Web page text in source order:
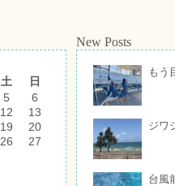
土
日
5
6
12
13
19
20
26
27
New Posts
もう
ジワ
台風